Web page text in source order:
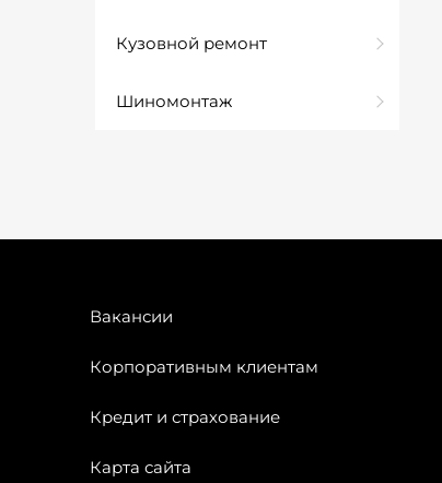
Кузовной ремонт
Шиномонтаж
Вакансии
Корпоративным клиентам
Кредит и страхование
Карта сайта